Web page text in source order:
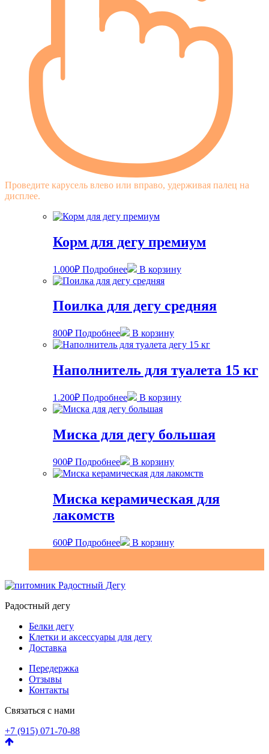
Проведите карусель влево или вправо, удерживая палец на
дисплее.
Корм для дегу премиум
1.000₽ Подробнее В корзину
Поилка для дегу средняя
800₽ Подробнее В корзину
Наполнитель для туалета 15 кг
1.200₽ Подробнее В корзину
Миска для дегу большая
900₽ Подробнее В корзину
Миска керамическая для
лакомств
600₽ Подробнее В корзину
Радостный дегу
Белки дегу
Клетки и аксессуары для дегу
Доставка
Передержка
Отзывы
Контакты
Связаться с нами
+7 (915) 071-70-88